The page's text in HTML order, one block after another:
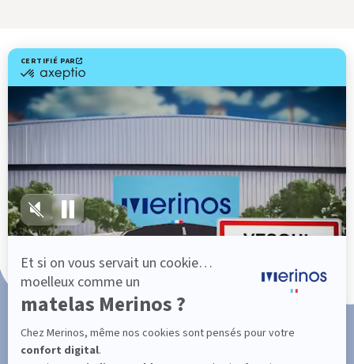
Livraison gratuite
Fabrication Française
101 nuits d'essai*
Paiement en 3x ou 4x sans frais